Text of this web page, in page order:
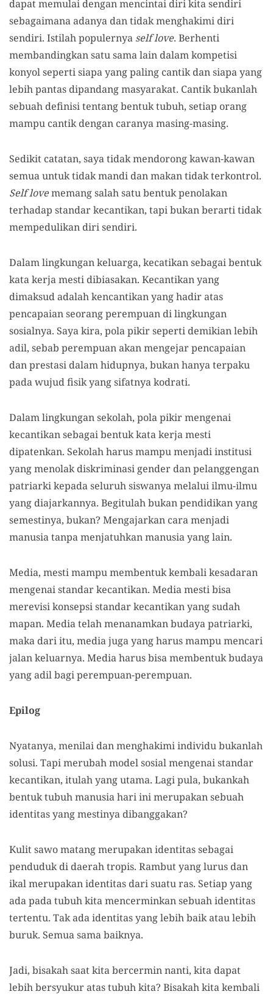
dapat memulai dengan mencintai diri kita sendiri
sebagaimana adanya dan tidak menghakimi diri
sendiri. Istilah populernya self love. Berhenti
membandingkan satu sama lain dalam kompetisi
konyol seperti siapa yang paling cantik dan siapa yang
lebih pantas dipandang masyarakat. Cantik bukanlah
sebuah definisi tentang bentuk tubuh, setiap orang
mampu cantik dengan caranya masing-masing.
Sedikit catatan, saya tidak mendorong kawan-kawan
semua untuk tidak mandi dan makan tidak terkontrol.
Self lovememang salah satu bentuk penolakan
terhadap standar kecantikan, tapi bukan berarti tidak
mempedulikan diri sendiri.
Dalam lingkungan keluarga, kecatikan sebagai bentuk
kata kerja mesti dibiasakan. Kecantikan yang
dimaksud adalah kencantikan yang hadir atas
pencapaian seorang perempuan di lingkungan
sosialnya. Saya kira, pola pikir seperti demikian lebih
adil, sebab perempuan akan mengejar pencapaian
dan prestasi dalam hidupnya, bukan hanya terpaku
pada wujud fisik yang sifatnya kodrati.
Dalam lingkungan sekolah, pola pikir mengenai
kecantikan sebagai bentuk kata kerja mesti
dipatenkan. Sekolah harus mampu menjadi institusi
yang menolak diskriminasi gender dan pelanggengan
patriarki kepada seluruh siswanya melalui ilmu-ilmu
yang diajarkannya. Begitulah bukan pendidikan yang
semestinya, bukan? Mengajarkan cara menjadi
manusia tanpa menjatuhkan manusia yang lain.
Media, mesti mampu membentuk kembali kesadaran
mengenai standar kecantikan. Media mesti bisa
merevisi konsepsi standar kecantikan yang sudah
mapan. Media telah menanamkan budaya patriarki,
maka dari itu, media juga yang harus mampu mencari
jalan keluarnya. Media harus bisa membentuk budaya
yang adil bagi perempuan-perempuan.
Epilog
Nyatanya, menilai dan menghakimi individu bukanlah
solusi. Tapi merubah model sosial mengenai standar
kecantikan, itulah yang utama. Lagi pula, bukankah
bentuk tubuh manusia hari ini merupakan sebuah
identitas yang mestinya dibanggakan?
Kulit sawo matang merupakan identitas sebagai
penduduk di daerah tropis. Rambut yang lurus dan
ikal merupakan identitas dari suatu ras. Setiap yang
ada pada tubuh kita mencerminkan sebuah identitas
tertentu. Tak ada identitas yang lebih baik atau lebih
buruk. Semua sama baiknya.
Jadi, bisakah saat kita bercermin nanti, kita dapat
lebih bersyukur atas tubuh kita? Bisakah kita kembali